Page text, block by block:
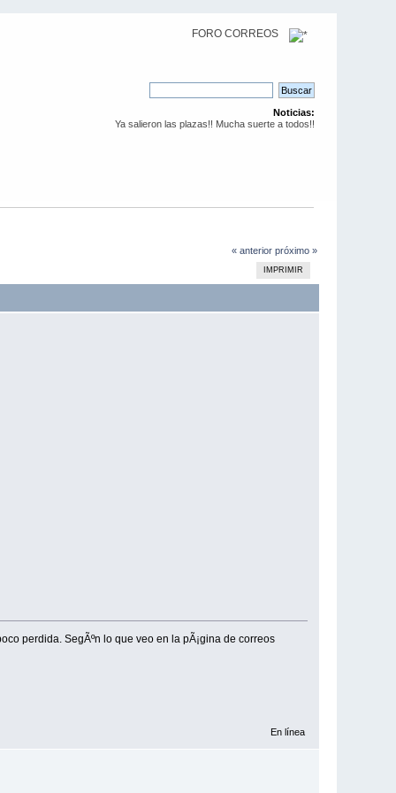
FORO CORREOS
Noticias:
Ya salieron las plazas!! Mucha suerte a todos!!
« anterior próximo »
IMPRIMIR
perdida. SegÃºn lo que veo en la pÃ¡gina de correos
En línea